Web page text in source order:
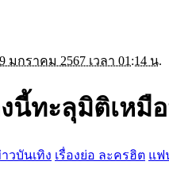
มกราคม 2567 เวลา 01:14 น.
งนี้ทะลุมิติเห
วบันเทิง เรื่องย่อ ละครฮิต แฟ